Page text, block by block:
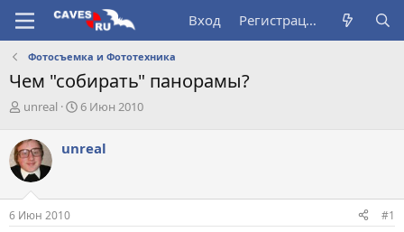
Вход Регистрация
Фотосъемка и Фототехника
Чем "собирать" панорамы?
А
т
о
р
т
е
м
unreal
Д
а
ч
6 Июн 2010
unreal
6 Июн 2010 #1